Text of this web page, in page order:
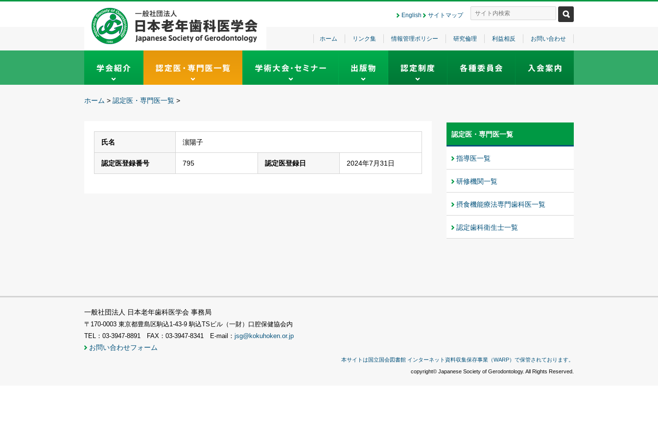
English サイトマップ
ホーム リンク集 情報管理ポリシー 研究倫理 利益相反 お問い合わせ
ホーム > 認定医・専門医一覧 >
氏名 濵陽子
認定医登録番号 795 認定医登録日 2024年7月31日
認定医・専門医一覧
指導医一覧
研修機関一覧
摂食機能療法専門歯科医一覧
認定歯科衛生士一覧
一般社団法人 日本老年歯科医学会 事務局
〒170-0003 東京都豊島区駒込1-43-9 駒込TSビル（一財）口腔保健協会内
TEL：03-3947-8891 FAX：03-3947-8341 E-mail： jsg@kokuhoken.or.jp
お問い合わせフォーム
本サイトは国立国会図書館 インターネット資料収集保存事業（WARP）で保管されております。
copyright© Japanese Society of Gerodontology. All Rights Reserved.